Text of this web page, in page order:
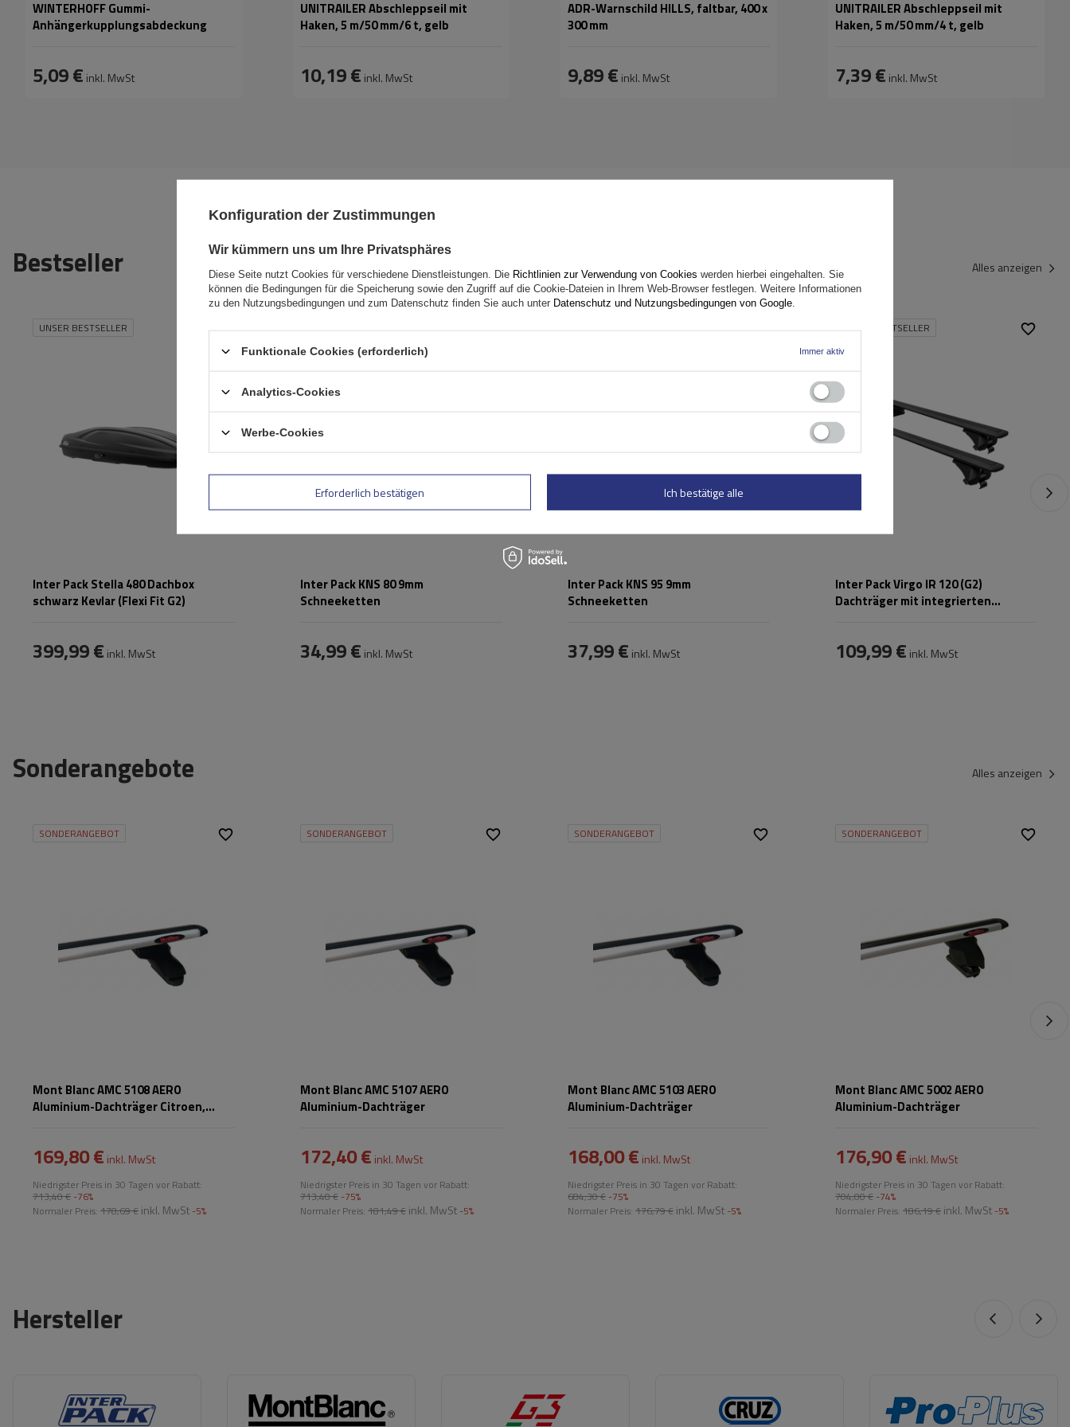
WINTERHOFF Gummi-
Anhängerkupplungsabdeckung
5,09 € inkl. MwSt
UNITRAILER Abschleppseil mit
Haken, 5 m/50 mm/6 t, gelb
10,19 € inkl. MwSt
ADR-Warnschild HILLS, faltbar, 400 x
300 mm
9,89 € inkl. MwSt
UNITRAILER Abschleppseil mit
Haken, 5 m/50 mm/4 t, gelb
7,39 € inkl. MwSt
Bestseller Alles anzeigen
UNSER BESTSELLER
Inter Pack Stella 480 Dachbox
schwarz Kevlar (Flexi Fit G2)
399,99 € inkl. MwSt
Inter Pack KNS 80 9mm
Schneeketten
34,99 € inkl. MwSt
Kettenglieds:
Selbstspannsystem:
Inter Pack KNS 95 9mm
Schneeketten
37,99 € inkl. MwSt
UNSER BESTSELLER
Inter Pack Virgo IR 120 (G2)
Dachträger mit integrierten
109,99 € inkl. MwSt
Sonderangebote Alles anzeigen
SONDERANGEBOT
Mont Blanc AMC 5108 AERO
Aluminium-Dachträger Citroen,
169,80 € inkl. MwSt
Niedrigster Preis in 30 Tagen vor Rabatt:
713,40 € -76%
Normaler Preis: 178,69 € inkl. MwSt -5%
SONDERANGEBOT
Mont Blanc AMC 5107 AERO
Aluminium-Dachträger
172,40 € inkl. MwSt
Niedrigster Preis in 30 Tagen vor Rabatt:
713,40 € -75%
Normaler Preis: 181,49 € inkl. MwSt -5%
SONDERANGEBOT
Mont Blanc AMC 5103 AERO
Aluminium-Dachträger
168,00 € inkl. MwSt
Niedrigster Preis in 30 Tagen vor Rabatt:
684,30 € -75%
Normaler Preis: 176,79 € inkl. MwSt -5%
SONDERANGEBOT
Mont Blanc AMC 5002 AERO
Aluminium-Dachträger
176,90 € inkl. MwSt
Niedrigster Preis in 30 Tagen vor Rabatt:
704,00 € -74%
Normaler Preis: 186,19 € inkl. MwSt -5%
Hersteller
Konfiguration der Zustimmungen
Wir kümmern uns um Ihre Privatsphäres
Diese Seite nutzt Cookies für verschiedene Dienstleistungen. Die Richtlinien zur Verwendung von Cookies werden hierbei eingehalten. Sie
können die Bedingungen für die Speicherung sowie den Zugriff auf die Cookie-Dateien in Ihrem Web-Browser festlegen. Weitere Informationen
zu den Nutzungsbedingungen und zum Datenschutz finden Sie auch unter Datenschutz und Nutzungsbedingungen von Google
Funktionale Cookies (erforderlich) Immer aktiv
Analytics-Cookies
Werbe-Cookies
Erforderlich bestätigen Ich bestätige alle